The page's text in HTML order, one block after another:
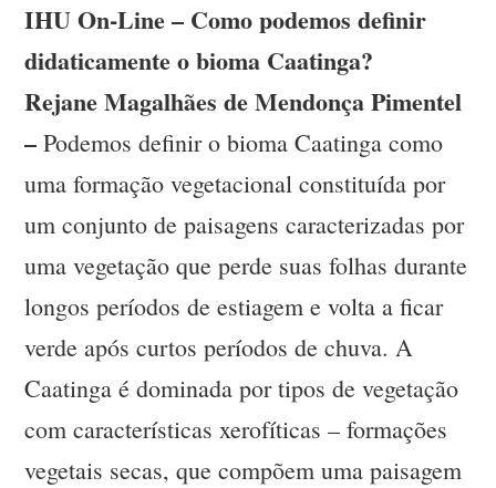
IHU On-Line – Como podemos definir
didaticamente o bioma Caatinga?
Rejane Magalhães de Mendonça Pimentel
– Podemos definir o bioma Caatinga como
uma formação vegetacional constituída por
um conjunto de paisagens caracterizadas por
uma vegetação que perde suas folhas durante
longos períodos de estiagem e volta a ficar
verde após curtos períodos de chuva. A
Caatinga é dominada por tipos de vegetação
com características xerofíticas – formações
vegetais secas, que compõem uma paisagem